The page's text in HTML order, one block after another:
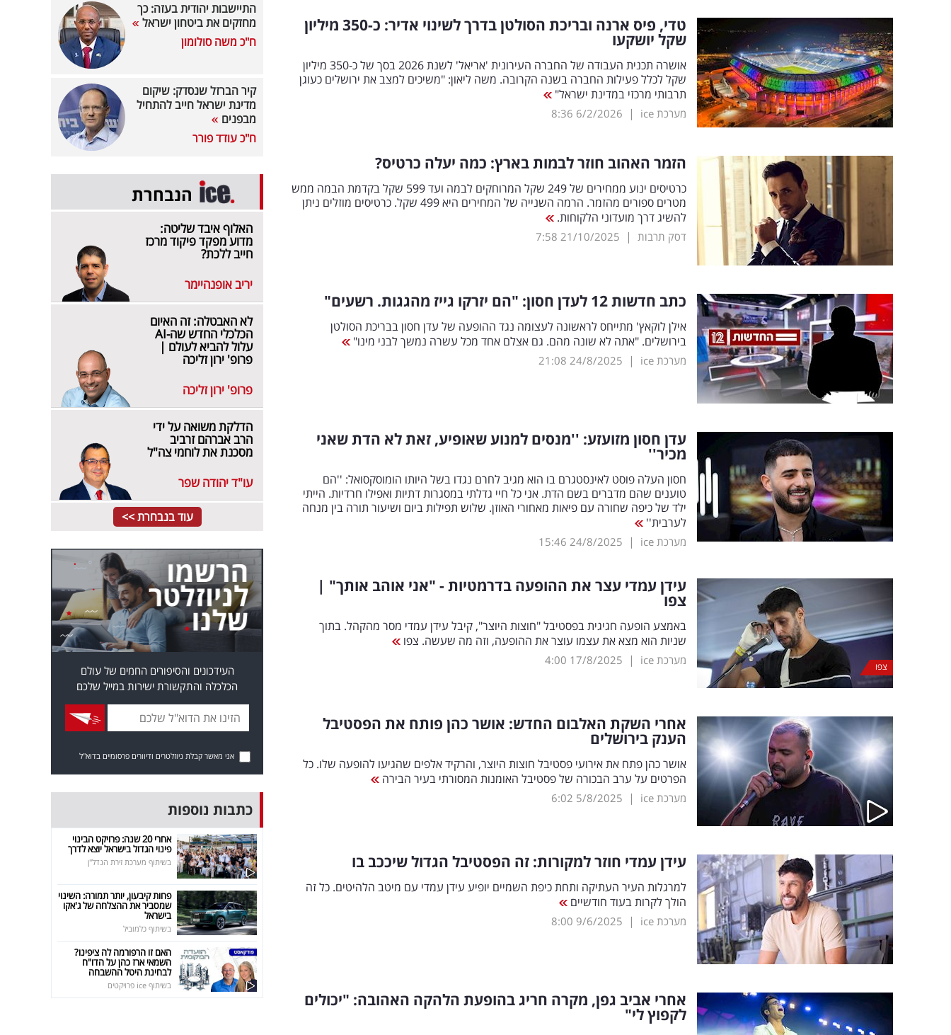
טדי, פיס ארנה ובריכת הסולטן בדרך לשינוי אדיר: כ-350 מיליון
שקל יושקעו
אושרה תכנית העבודה של החברה העירונית 'אריאל' לשנת 2026 בסך של כ-350 מיליון
שקל לכלל פעילות החברה בשנה הקרובה. משה ליאון: "משיכים למצב את ירושלים כעוגן
תרבותי מרכזי במדינת ישראל"
מערכת ice |
6/2/2026
8:36
הזמר האהוב חוזר לבמות בארץ: כמה יעלה כרטיס?
כרטיסים ינוע ממחירים של 249 שקל המרוחקים לבמה ועד 599 שקל בקדמת הבמה ממש
מטרים ספורים מהזמר. הרמה השנייה של המחירים היא 499 שקל. כרטיסים מוזלים ניתן
להשיג דרך מועדוני הלקוחות.
דסק תרבות |
21/10/2025
7:58
כתב חדשות 12 לעדן חסון: "הם יזרקו גייז מהגגות. רשעים"
אילן לוקאץ' מתייחס לראשונה לעצומה נגד ההופעה של עדן חסון בבריכת הסולטן
בירושלים. "אתה לא שונה מהם. גם אצלם אחד מכל עשרה נמשך לבני מינו"
מערכת ice |
24/8/2025
21:08
עדן חסון מזועזע: ''מנסים למנוע שאופיע, זאת לא הדת שאני
מכיר''
חסון העלה פוסט לאינסטגרם בו הוא מגיב לחרם נגדו בשל היותו הומוסקסואל: ''הם
טוענים שהם מדברים בשם הדת. אני כל חיי גדלתי במסגרות דתיות ואפילו חרדיות. הייתי
ילד של כיפה שחורה עם פיאות מאחורי האוזן. שלוש תפילות ביום ושיעור תורה בין מנחה
לערבית''
מערכת ice |
24/8/2025
15:46
צפו
עידן עמדי עצר את ההופעה בדרמטיות - "אני אוהב אותך" |
צפו
באמצע הופעה חגיגית בפסטיבל "חוצות היוצר", קיבל עידן עמדי מסר מהקהל. בתוך
שניות הוא מצא את עצמו עוצר את ההופעה, וזה מה שעשה. צפו
מערכת ice |
17/8/2025
4:00
אחרי השקת האלבום החדש: אושר כהן פותח את הפסטיבל
הענק בירושלים
אושר כהן פתח את אירועי פסטיבל חוצות היוצר, והרקיד אלפים שהגיעו להופעה שלו. כל
הפרטים על ערב הבכורה של פסטיבל האומנות המסורתי בעיר הבירה
מערכת ice |
5/8/2025
6:02
עידן עמדי חוזר למקורות: זה הפסטיבל הגדול שיככב בו
למרגלות העיר העתיקה ותחת כיפת השמיים יופיע עידן עמדי עם מיטב הלהיטים. כל זה
הולך לקרות בעוד חודשיים
מערכת ice |
9/6/2025
8:00
אחרי אביב גפן, מקרה חריג בהופעת הלהקה האהובה: "יכולים
לקפוץ לי"
התיישבות יהודית בעזה: כך
מחזקים את ביטחון ישראל
ח"כ משה סולומון
קיר הברזל שנסדק: שיקום
מדינת ישראל חייב להתחיל
מבפנים
ח"כ עודד פורר
הנבחרת
האלוף איבד שליטה:
מדוע מפקד פיקוד מרכז
חייב ללכת?
יריב אופנהיימר
לא האבטלה: זה האיום
הכלכלי החדש שה-AI
עלול להביא לעולם |
פרופ' ירון זליכה
פרופ' ירון זליכה
הדלקת משואה על ידי
הרב אברהם זרביב
מסכנת את לוחמי צה"ל
עו"ד יהודה שפר
עוד בנבחרת >>
העידכונים והסיפורים החמים של עולם
הכלכלה והתקשורת ישירות במייל שלכם
אני מאשר קבלת ניוזלטרים ודיוורים פרסומיים בדוא"ל
כתבות נוספות
אחרי 20 שנה: פרויקט הבינוי
פינוי הגדול בישראל יוצא לדרך
בשיתוף מערכת זירת הנדל"ן
פחות קיבעון, יותר תמורה: השינוי
שמסביר את ההצלחה של ג'אקו
בישראל
בשיתוף כלמוביל
האם זו הרפורמה לה ציפינו?
השמאי ארז כהן על הדו"ח
לבחינת היטל ההשבחה
בשיתוף ice פרויקטים